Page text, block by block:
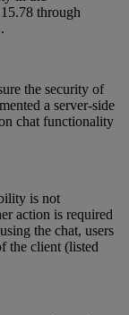
through
the security of
a server-side
chat functionality
is not
action is required
the chat, users
the client (listed